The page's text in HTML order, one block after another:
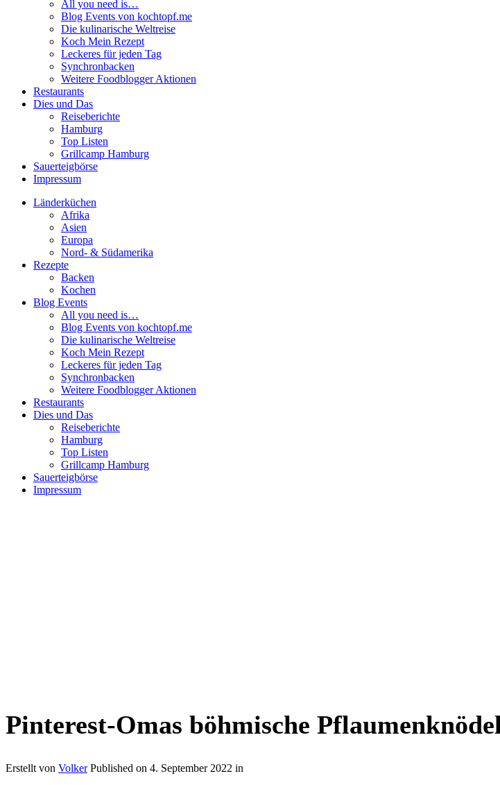
All you need is…
Blog Events von kochtopf.me
Die kulinarische Weltreise
Koch Mein Rezept
Leckeres für jeden Tag
Synchronbacken
Weitere Foodblogger Aktionen
Restaurants
Dies und Das
Reiseberichte
Hamburg
Top Listen
Grillcamp Hamburg
Sauerteigbörse
Impressum
Länderküchen
Afrika
Asien
Europa
Nord- & Südamerika
Rezepte
Backen
Kochen
Blog Events
All you need is…
Blog Events von kochtopf.me
Die kulinarische Weltreise
Koch Mein Rezept
Leckeres für jeden Tag
Synchronbacken
Weitere Foodblogger Aktionen
Restaurants
Dies und Das
Reiseberichte
Hamburg
Top Listen
Grillcamp Hamburg
Sauerteigbörse
Impressum
Pinterest-Omas böhmische
Erstellt von Volker Published on 4. September 2022 in